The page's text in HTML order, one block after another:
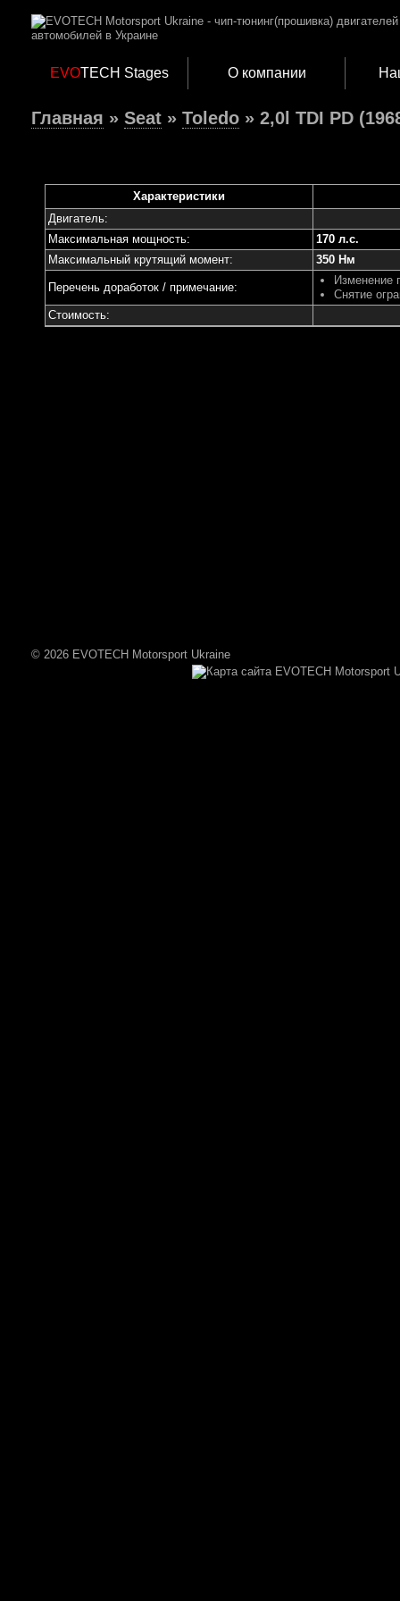
EVOTECH Stages О компании
Главная » Seat » Toledo » 2,0l TDI PD
Характеристики
Двигатель:
Максимальная мощность:
170 л.с.
Максимальный крутящий момент:
350 Нм
Перечень доработок / примечание:
Изменение
Снятие
Стоимость:
© 2026 EVOTECH Motorsport Ukraine